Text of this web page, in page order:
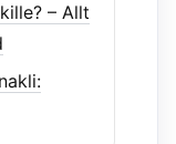
– Allt